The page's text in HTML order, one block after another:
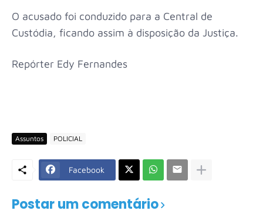
O acusado foi conduzido para a Central de
Custódia, ficando assim à disposição da Justiça.
Repórter Edy Fernandes
Assuntos POLICIAL
Facebook
Postar um comentário